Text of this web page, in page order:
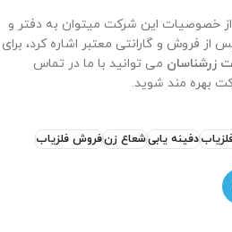
خصوصیات این شرکت میتوان به دفتر و
فروش و گارانتی معتبر اشاره کرد، برای
زرشناسان می توانید با ما در تماس
بهره مند شوید.
دفینه یابیشعاع زنفروش فلزیاب